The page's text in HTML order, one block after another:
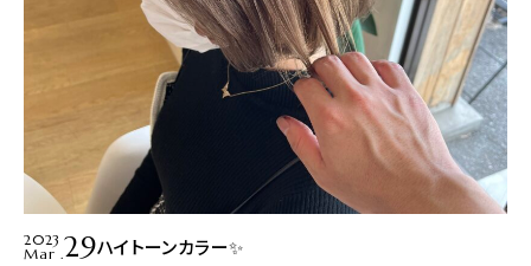
2023
Mar .29ハイトーンカラー✨